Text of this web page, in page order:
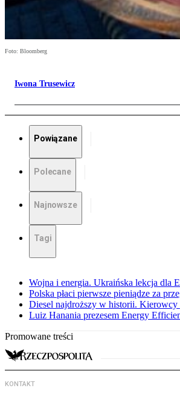
Foto: Bloomberg
Iwona Trusewicz
Powiązane
Polecane
Najnowsze
Tagi
Wojna i energia. Ukraińska lekcja dla
Polska płaci pierwsze pieniądze za
Diesel najdroższy w historii. Kierowcy
Luiz Hanania prezesem Energy
Promowane treści
KONTAKT